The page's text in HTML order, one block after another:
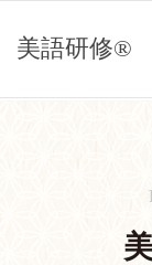
美語研修®